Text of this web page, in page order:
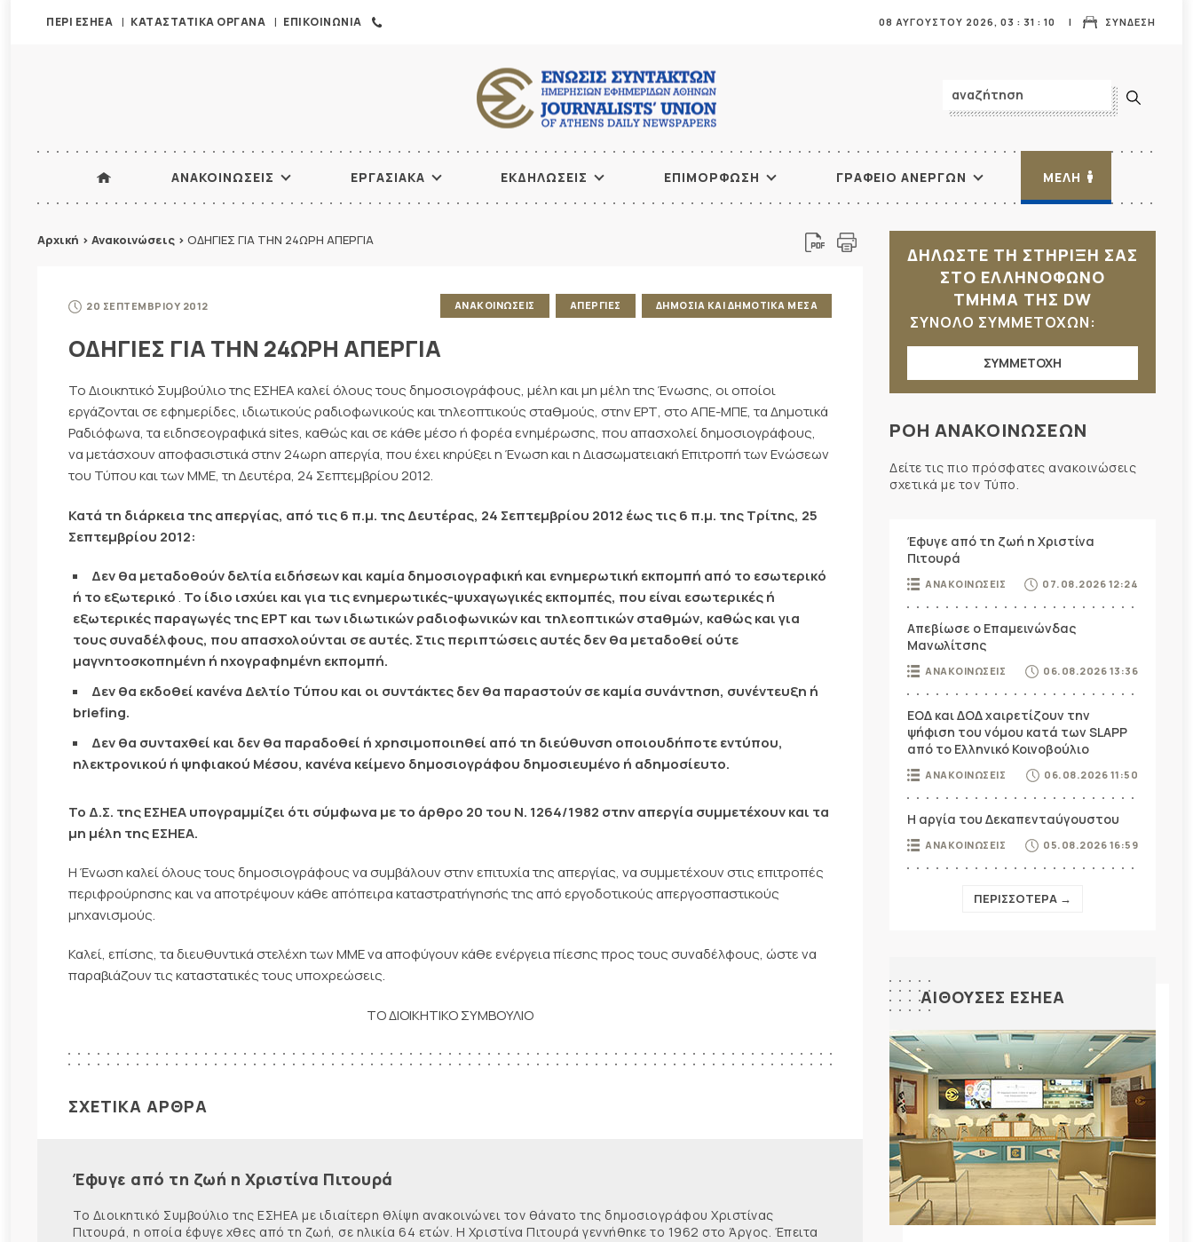
ΠΕΡΙ ΕΣΗΕΑ ΚΑΤΑΣΤΑΤΙΚΑ ΟΡΓΑΝΑ ΕΠΙΚΟΙΝΩΝΙΑ ΣΥΝΔΕΣΗ
08 ΑΥΓΟΥΣΤΟΥ 2026, 03 : 31 : 11
ΑΝΑΚΟΙΝΩΣΕΙΣ ΕΡΓΑΣΙΑΚΑ ΕΚΔΗΛΩΣΕΙΣ ΕΠΙΜΟΡΦΩΣΗ ΓΡΑΦΕΙΟ ΑΝΕΡΓΩΝ ΜΕΛΗ
Αρχική > Ανακοινώσεις > ΟΔΗΓΙΕΣ ΓΙΑ ΤΗΝ 24ΩΡΗ ΑΠΕΡΓΙΑ
20 ΣΕΠΤΕΜΒΡΙΟΥ 2012 ΑΝΑΚΟΙΝΩΣΕΙΣ ΑΠΕΡΓΙΕΣ ΔΗΜΟΣΙΑ ΚΑΙ ΔΗΜΟΤΙΚΑ ΜΕΣΑ
ΟΔΗΓΙΕΣ ΓΙΑ ΤΗΝ 24ΩΡΗ ΑΠΕΡΓΙΑ
Το Διοικητικό Συμβούλιο της ΕΣΗΕΑ καλεί όλους τους δημοσιογράφους, μέλη και μη μέλη της Ένωσης, οι οποίοι
εργάζονται σε εφημερίδες, ιδιωτικούς ραδιοφωνικούς και τηλεοπτικούς σταθμούς, στην ΕΡΤ, στο ΑΠΕ-ΜΠΕ, τα Δημοτικά
Ραδιόφωνα, τα ειδησεογραφικά sites, καθώς και σε κάθε μέσο ή φορέα ενημέρωσης, που απασχολεί δημοσιογράφους,
να μετάσχουν αποφασιστικά στην 24ωρη απεργία, που έχει κηρύξει η Ένωση και η Διασωματειακή Επιτροπή των Ενώσεων
του Τύπου και των ΜΜΕ, τη Δευτέρα, 24 Σεπτεμβρίου 2012.
Κατά τη διάρκεια της απεργίας, από τις 6 π.μ. της Δευτέρας, 24 Σεπτεμβρίου 2012 έως τις 6 π.μ. της Τρίτης, 25
Σεπτεμβρίου 2012:
Δεν θα μεταδοθούν δελτία ειδήσεων και καμία δημοσιογραφική και ενημερωτική εκπομπή από το εσωτερικό
ή το εξωτερικό. Το ίδιο ισχύει και για τις ενημερωτικές-ψυχαγωγικές εκπομπές, που είναι εσωτερικές ή
εξωτερικές παραγωγές της ΕΡΤ και των ιδιωτικών ραδιοφωνικών και τηλεοπτικών σταθμών, καθώς και για
τους συναδέλφους, που απασχολούνται σε αυτές. Στις περιπτώσεις αυτές δεν θα μεταδοθεί ούτε
μαγνητοσκοπημένη ή ηχογραφημένη εκπομπή.
Δεν θα εκδοθεί κανένα Δελτίο Τύπου και οι συντάκτες δεν θα παραστούν σε καμία συνάντηση, συνέντευξη ή
briefing.
Δεν θα συνταχθεί και δεν θα παραδοθεί ή χρησιμοποιηθεί από τη διεύθυνση οποιουδήποτε εντύπου,
ηλεκτρονικού ή ψηφιακού Μέσου, κανένα κείμενο δημοσιογράφου δημοσιευμένο ή αδημοσίευτο.
Το Δ.Σ. της ΕΣΗΕΑ υπογραμμίζει ότι σύμφωνα με το άρθρο 20 του Ν. 1264/1982 στην απεργία συμμετέχουν και τα
μη μέλη της ΕΣΗΕΑ.
Η Ένωση καλεί όλους τους δημοσιογράφους να συμβάλουν στην επιτυχία της απεργίας, να συμμετέχουν στις επιτροπές
περιφρούρησης και να αποτρέψουν κάθε απόπειρα καταστρατήγησής της από εργοδοτικούς απεργοσπαστικούς
μηχανισμούς.
Καλεί, επίσης, τα διευθυντικά στελέχη των ΜΜΕ να αποφύγουν κάθε ενέργεια πίεσης προς τους συναδέλφους, ώστε να
παραβιάζουν τις καταστατικές τους υποχρεώσεις.
ΤΟ ΔΙΟΙΚΗΤΙΚΟ ΣΥΜΒΟΥΛΙΟ
ΣΧΕΤΙΚΑ ΑΡΘΡΑ
Έφυγε από τη ζωή η Χριστίνα Πιτουρά
Το Διοικητικό Συμβούλιο της ΕΣΗΕΑ με ιδιαίτερη θλίψη ανακοινώνει τον θάνατο της δημοσιογράφου Χριστίνας
Πιτουρά, η οποία έφυγε χθες από τη ζωή, σε ηλικία 64 ετών. Η Χριστίνα Πιτουρά γεννήθηκε το 1962 στο Άργος. Έπειτα
ΔΗΛΩΣΤΕ ΤΗ ΣΤΗΡΙΞΗ ΣΑΣ
ΣΤΟ ΕΛΛΗΝΟΦΩΝΟ
ΤΜΗΜΑ ΤΗΣ DW
ΣΥΝΟΛΟ ΣΥΜΜΕΤΟΧΩΝ:
ΣΥΜΜΕΤΟΧΗ
ΡΟΗ ΑΝΑΚΟΙΝΩΣΕΩΝ
Δείτε τις πιο πρόσφατες ανακοινώσεις
σχετικά με τον Τύπο.
Έφυγε από τη ζωή η Χριστίνα
Πιτουρά
ΑΝΑΚΟΙΝΩΣΕΙΣ 07.08.2026 12:24
Απεβίωσε ο Επαμεινώνδας
Μανωλίτσης
ΑΝΑΚΟΙΝΩΣΕΙΣ 06.08.2026 13:36
ΕΟΔ και ΔΟΔ χαιρετίζουν την
ψήφιση του νόμου κατά των SLAPP
από το Ελληνικό Κοινοβούλιο
ΑΝΑΚΟΙΝΩΣΕΙΣ 06.08.2026 11:50
Η αργία του Δεκαπενταύγουστου
ΑΝΑΚΟΙΝΩΣΕΙΣ 05.08.2026 16:59
ΠΕΡΙΣΣΟΤΕΡΑ →
ΑΙΘΟΥΣΕΣ ΕΣΗΕΑ